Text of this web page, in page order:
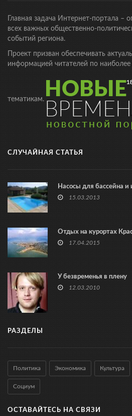
Главная задача Интернет-портала –
всех важных общественно-
событий региона.
Проект призван обеспечивать
информацией читателей по
тематикам.
СЛУЧАЙНАЯ СТАТЬЯ
Насосы для бассейна и
15.03.2013
Отдых на курортах
17.04.2015
У безвременья в плену
12.03.2010
РАЗДЕЛЫ
Политика Экономика Культура
Социум
ОСТАВАЙТЕСЬ НА СВЯЗИ